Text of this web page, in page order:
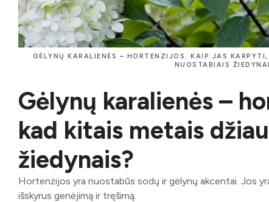
GĖLYNŲ KARALIENĖS – HORTENZIJOS. KAIP JAS
NUOSTABIAIS
Gėlynų karalienės –
kad kitais metais
žiedynais?
Hortenzijos yra nuostabūs sodų ir gėlynų akcentai. Jos
išskyrus genėjimą ir tręšimą.